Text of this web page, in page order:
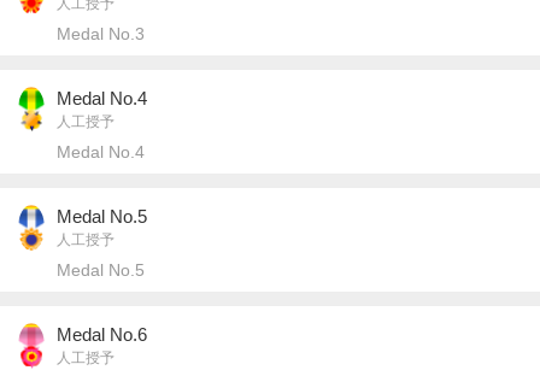
人工授予
Medal No.3
Medal No.4
人工授予
Medal No.4
Medal No.5
人工授予
Medal No.5
Medal No.6
人工授予